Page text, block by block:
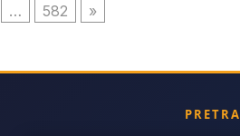
… 582 »